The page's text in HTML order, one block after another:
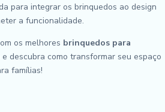
para integrar os brinquedos ao design
a funcionalidade.
os melhores brinquedos para
e descubra como transformar seu espaço
famílias!